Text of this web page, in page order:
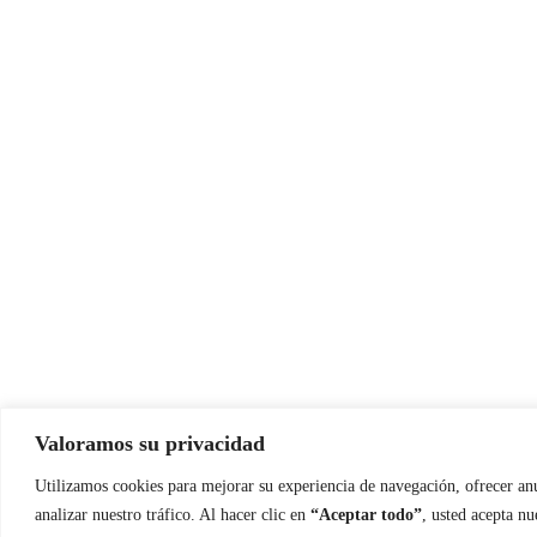
Valoramos su privacidad
Utilizamos cookies para mejorar su experiencia de navegación, ofrecer
analizar nuestro tráfico. Al hacer clic en “Aceptar todo” , usted acepta